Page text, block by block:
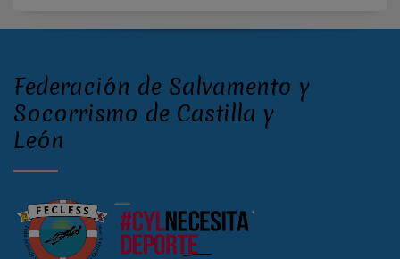
Federación de Salvamento y
Socorrismo de Castilla y
León